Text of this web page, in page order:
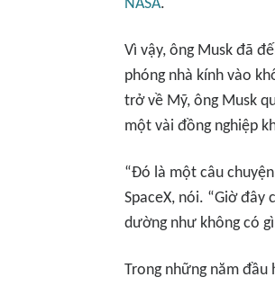
NASA.
Vì vậy, ông Musk đã
phóng nhà kính vào
trở về Mỹ, ông Musk
một vài đồng nghiệp
“Đó là một câu
SpaceX, nói. “Giờ
dường như không có
Trong những năm đầu